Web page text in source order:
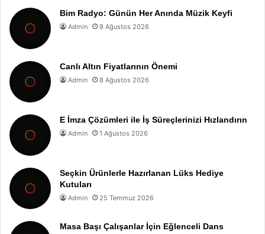
Bim Radyo: Günün Her Anında Müzik Keyfi
Admin 8 Ağustos 2026
Canlı Altın Fiyatlarının Önemi
Admin 8 Ağustos 2026
E İmza Çözümleri ile İş Süreçlerinizi Hızlandırın
Admin 1 Ağustos 2026
Seçkin Ürünlerle Hazırlanan Lüks Hediye
Kutuları
Admin 25 Temmuz 2026
Masa Başı Çalışanlar İçin Eğlenceli Dans